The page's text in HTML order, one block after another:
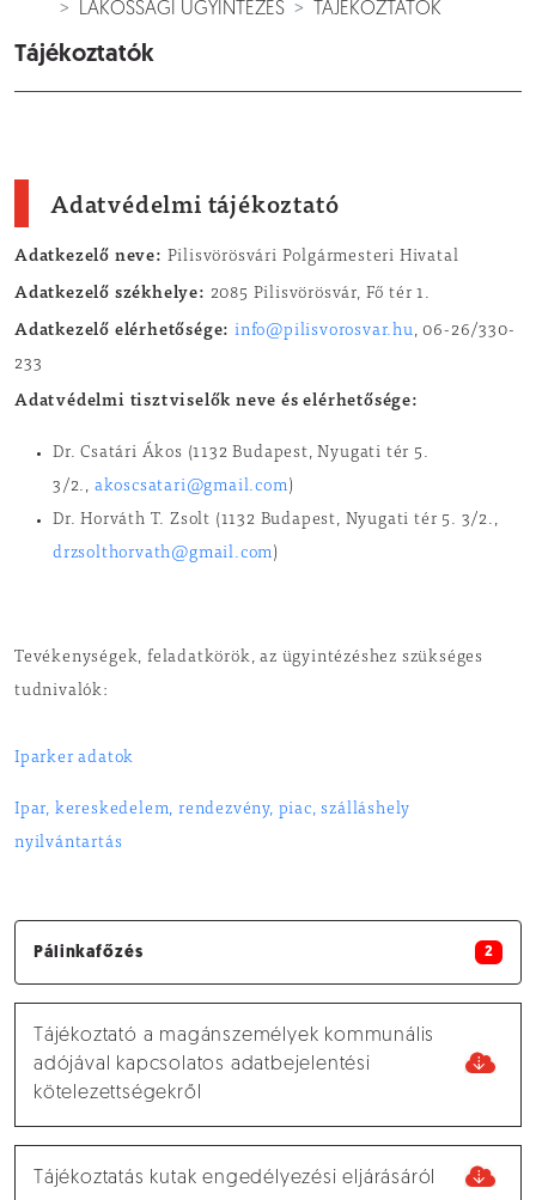
LAKOSSÁGI ÜGYINTÉZÉS
TÁJÉKOZTATÓK
Tájékoztatók
Adatvédelmi tájékoztató
Adatkezelő neve: Pilisvörösvári Polgármesteri Hivatal
Adatkezelő székhelye: 2085 Pilisvörösvár, Fő tér 1.
Adatkezelő elérhetősége: info@pilisvorosvar.hu, 06-26/330-
233
Adatvédelmi tisztviselők neve és elérhetősége:
Dr. Csatári Ákos (1132 Budapest, Nyugati tér 5.
3/2., akoscsatari@gmail.com)
Dr. Horváth T. Zsolt (1132 Budapest, Nyugati tér 5. 3/2.,
drzsolthorvath@gmail.com)
Tevékenységek, feladatkörök, az ügyintézéshez szükséges
tudnivalók:
Iparker adatok
Ipar, kereskedelem, rendezvény, piac, szálláshely
nyilvántartás
Pálinkafőzés 2
Tájékoztató a magánszemélyek kommunális
adójával kapcsolatos adatbejelentési
kötelezettségekről
Tájékoztatás kutak engedélyezési eljárásáról